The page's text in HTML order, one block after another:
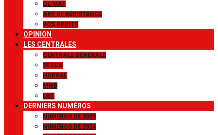
CLIMAT
ART ET RÉSISTANCE
VOS DROITS
OPINION
LES CENTRALES
CENTRALE GÉNÉRALE
SETCA
HORVAL
MWB
UBT
DERNIERS NUMÉROS
NUMÉROS DE 2025
NUMÉROS DE 2024